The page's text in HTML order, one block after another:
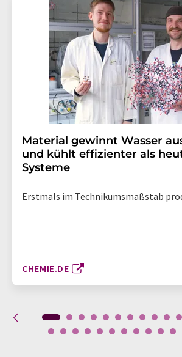
Material gewinnt Wasser
und kühlt effizienter als
Systeme
Erstmals im Technikumsmaßstab
CHEMIE.DE